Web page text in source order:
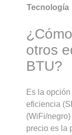
Tecnología
otros
BTU?
Es la
eficiencia
(WiFi/
precio es la